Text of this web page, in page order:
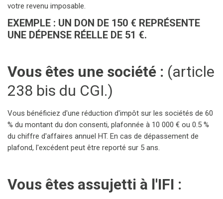
votre revenu imposable.
EXEMPLE : UN DON DE 150 € REPRÉSENTE
UNE DÉPENSE RÉELLE DE 51 €.
Vous êtes une société : (article
238 bis du CGI.)
Vous bénéficiez d'une réduction d'impôt sur les sociétés de 60
% du montant du don consenti, plafonnée à 10 000 € ou 0.5 %
du chiffre d'affaires annuel HT. En cas de dépassement de
plafond, l'excédent peut être reporté sur 5 ans.
Vous êtes assujetti à l'IFI :